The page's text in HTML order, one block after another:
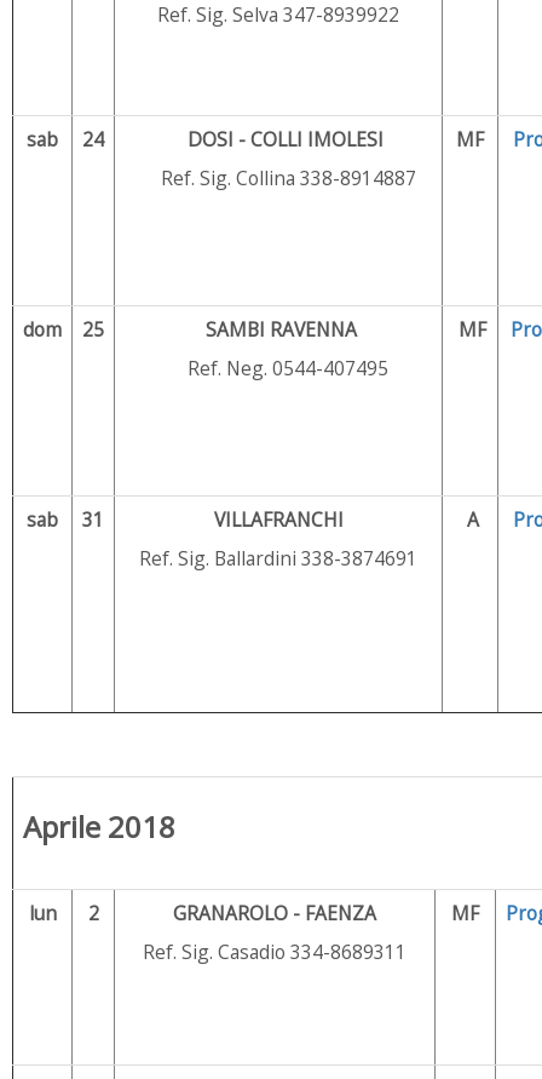
Ref. Sig. Selva 347-8939922
sab 24
DOSI - COLLI IMOLESI
Ref. Sig. Collina 338-8914887
MF
dom 25
SAMBI RAVENNA
Ref. Neg. 0544-407495
MF
sab 31
VILLAFRANCHI
Ref. Sig. Ballardini 338-3874691
A
Aprile 2018
lun 2
GRANAROLO - FAENZA
Ref. Sig. Casadio 334-8689311
MF